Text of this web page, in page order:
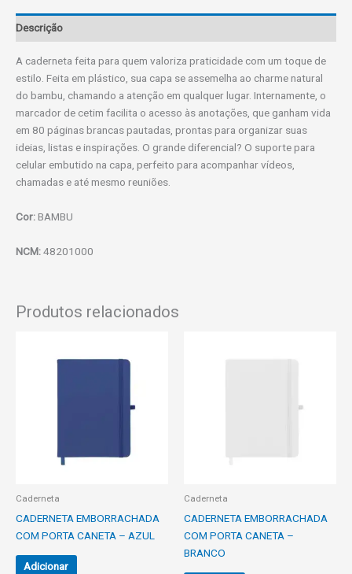
Descrição
A caderneta feita para quem valoriza praticidade com um toque de
estilo. Feita em plástico, sua capa se assemelha ao charme natural
do bambu, chamando a atenção em qualquer lugar. Internamente, o
marcador de cetim facilita o acesso às anotações, que ganham vida
em 80 páginas brancas pautadas, prontas para organizar suas
ideias, listas e inspirações. O grande diferencial? O suporte para
celular embutido na capa, perfeito para acompanhar vídeos,
chamadas e até mesmo reuniões.
Cor:BAMBU
NCM:48201000
Produtos relacionados
Caderneta
CADERNETA EMBORRACHADA
COM PORTA CANETA – AZUL
Adicionar
Caderneta
CADERNETA EMBORRACHADA
COM PORTA CANETA –
BRANCO